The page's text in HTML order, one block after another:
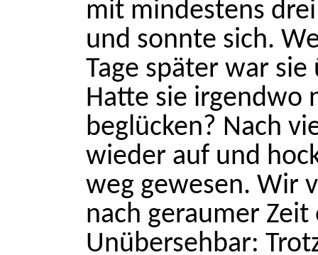
mit mindestens
und sonnte sich.
Tage später war
Hatte sie irgendwo
beglücken? Nach
wieder auf und
weg gewesen. Wir
nach geraumer
Unübersehbar: